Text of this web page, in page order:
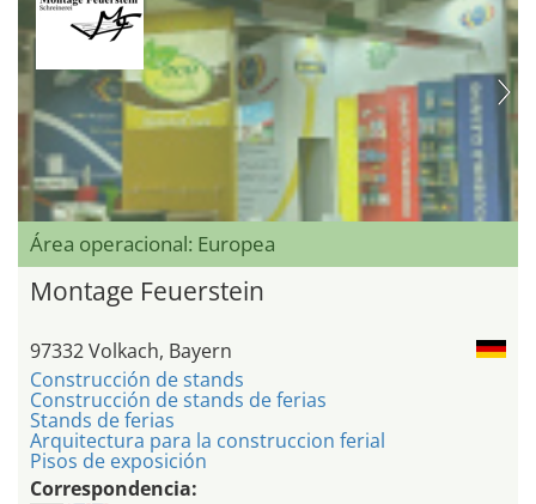
Área operacional: Europea
Montage Feuerstein
97332 Volkach, Bayern
Construcción de stands
Construcción de stands de ferias
Stands de ferias
Arquitectura para la construccion ferial
Pisos de exposición
Correspondencia: